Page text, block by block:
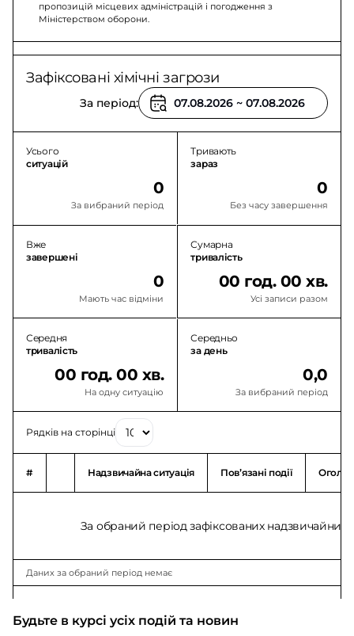
пропозицій місцевих адміністрацій і погодження з
Міністерством оборони.
Зафіксовані хімічні загрози
За період:
Усього
ситуацій
0
За вибраний період
Тривають
зараз
0
Без часу завершення
Вже
завершені
0
Мають час відміни
Сумарна
тривалість
00 год. 00 хв.
Усі записи разом
Середня
тривалість
00 год. 00 хв.
На одну ситуацію
Середньо
за день
0,0
За вибраний період
Рядків на сторінці
# Надзвичайна ситуація Повʼязані події
За обраний період зафіксованих надзвичайних
Даних за обраний період немає
Будьте в курсі усіх подій та новин